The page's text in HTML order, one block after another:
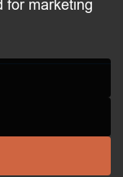
for marketing